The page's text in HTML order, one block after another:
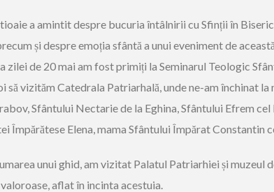
a amintit despre bucuria întâlnirii cu Sfinții în
și despre emoția sfântă a unui eveniment de
zilei de 20 mai am fost primiți la Seminarul Teologic
să vizităm Catedrala Patriarhală, unde ne-am închinat la
Sfântului Nectarie de la Eghina, Sfântului Efrem cel
Împărătese Elena, mama Sfântului Împărat Constantin
unui ghid, am vizitat Palatul Patriarhiei și muzeul
aflat în incinta acestuia.